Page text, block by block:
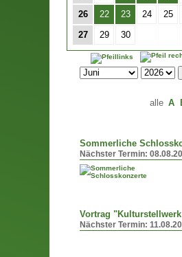
26 22 23 24 25
27 29 30
alle A
Sommerliche
Nächster Termin:
Vortrag
Nächster Termin: